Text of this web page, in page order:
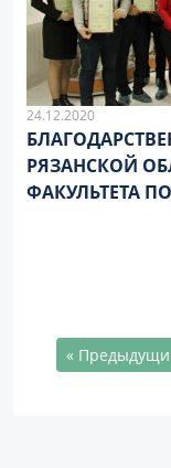
24.12.2020
РЯЗАНСКОЙ
ФАКУЛЬТЕТА
«